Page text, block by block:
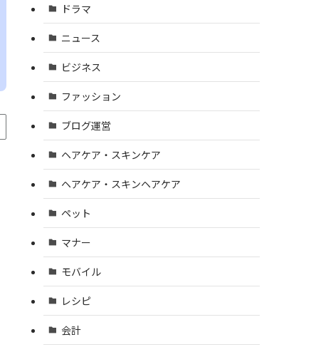
ドラマ
ニュース
ビジネス
ファッション
ブログ運営
ヘアケア・スキンケア
ヘアケア・スキンヘアケア
ペット
マナー
モバイル
レシピ
会計